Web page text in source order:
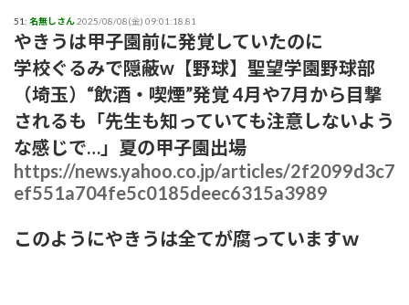
51: 名無しさん2025/08/08(金) 09:01:18.81
やきうは甲子園前に発覚していたのに
学校ぐるみで隠蔽w【野球】聖望学園野球部
（埼玉）“飲酒・喫煙”発覚 4月や7月から目撃
されるも「先生も知っていても注意しないよう
な感じで…」夏の甲子園出場
https://news.yahoo.co.jp/articles/2f2099d3c7
ef551a704fe5c0185deec6315a3989
このようにやきうは全てが腐っていますｗ